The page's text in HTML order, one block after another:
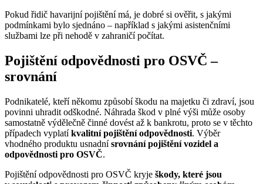
Pokud řidič havarijní pojištění má, je dobré si ověřit, s jakými
podmínkami bylo sjednáno – například s jakými asistenčními
službami lze při nehodě v zahraničí počítat.
Pojištění odpovědnosti pro OSVČ –
srovnání
Podnikatelé, kteří někomu způsobí škodu na majetku či zdraví, jsou
povinni uhradit odškodné. Náhrada škod v plné výši může osoby
samostatně výdělečně činné dovést až k bankrotu, proto se v těchto
případech vyplatíkvalitní pojištění odpovědnosti. Výběr
vhodného produktu usnadnísrovnání pojištění vozidel a
odpovědnosti pro OSVČ.
Pojištění odpovědnosti pro OSVČ kryje škody, které jsou